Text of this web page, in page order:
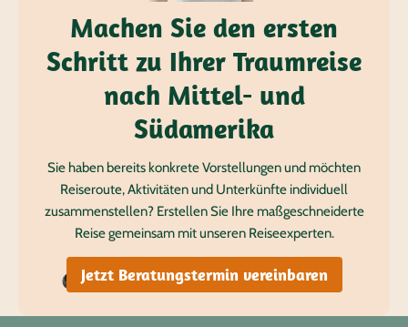
Machen Sie den ersten
Schritt zu Ihrer Traumreise
nach Mittel- und
Südamerika
Sie haben bereits konkrete Vorstellungen und möchten
Reiseroute, Aktivitäten und Unterkünfte individuell
zusammenstellen? Erstellen Sie Ihre maßgeschneiderte
Reise gemeinsam mit unseren Reiseexperten.
Jetzt Beratungstermin vereinbaren